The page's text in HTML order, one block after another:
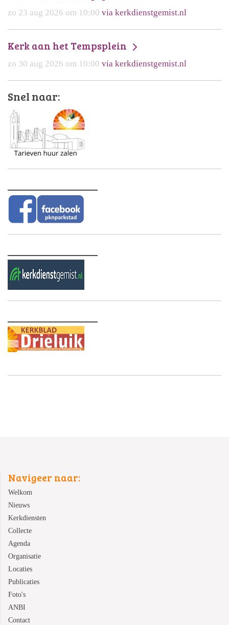
zo 23 aug 2026 om 10:00 via kerkdienstgemist.nl
Kerk aan het Tempsplein
zo 30 aug 2026 om 10:00 via kerkdienstgemist.nl
Snel naar:
Navigeer naar:
Welkom
Nieuws
Kerkdiensten
Collecte
Agenda
Organisatie
Locaties
Publicaties
Foto's
ANBI
Contact